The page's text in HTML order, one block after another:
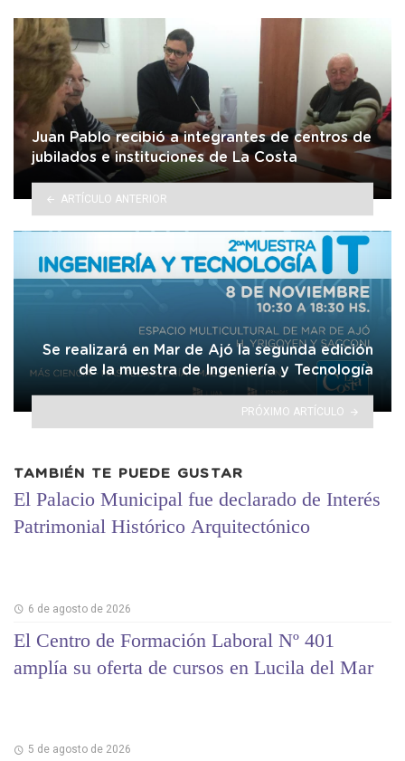
Juan Pablo recibió a integrantes de centros de
jubilados e instituciones de La Costa
ARTÍCULO ANTERIOR
Se realizará en Mar de Ajó la segunda edición
de la muestra de Ingeniería y Tecnología
PRÓXIMO ARTÍCULO
TAMBIÉN TE PUEDE GUSTAR
El Palacio Municipal fue declarado de Interés
Patrimonial Histórico Arquitectónico
6 de agosto de 2026
El Centro de Formación Laboral Nº 401
amplía su oferta de cursos en Lucila del Mar
5 de agosto de 2026